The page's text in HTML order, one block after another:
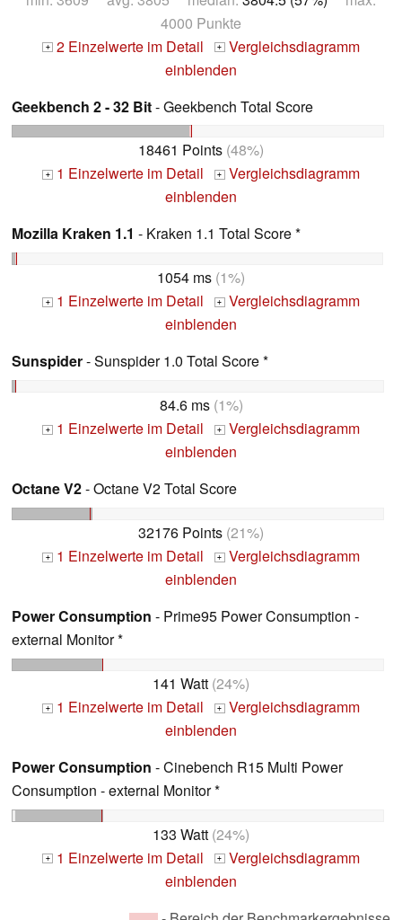
4000 Punkte
+ 2 Einzelwerte im Detail + Vergleichsdiagramm
einblenden
Geekbench 2 - 32 Bit- Geekbench Total Score
18461 Points (48%)
+ 1 Einzelwerte im Detail + Vergleichsdiagramm
einblenden
Mozilla Kraken 1.1 - Kraken 1.1 Total Score *
1054 ms (1%)
+ 1 Einzelwerte im Detail + Vergleichsdiagramm
einblenden
Sunspider- Sunspider 1.0 Total Score *
84.6 ms(1%)
+ 1 Einzelwerte im Detail + Vergleichsdiagramm
einblenden
Octane V2- Octane V2 Total Score
32176 Points (21%)
+ 1 Einzelwerte im Detail + Vergleichsdiagramm
einblenden
Power Consumption - Prime95 Power Consumption -
external Monitor *
141 Watt (24%)
+ 1 Einzelwerte im Detail + Vergleichsdiagramm
einblenden
Power Consumption - Cinebench R15 Multi Power
Consumption - external Monitor *
133 Watt (24%)
+ 1 Einzelwerte im Detail + Vergleichsdiagramm
einblenden